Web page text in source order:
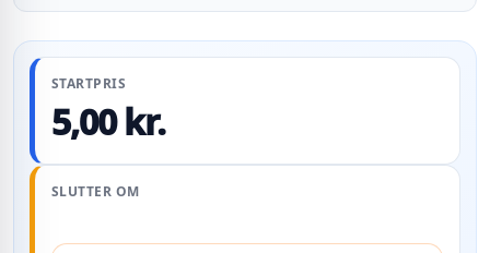
STARTPRIS
5,00 kr.
SLUTTER OM